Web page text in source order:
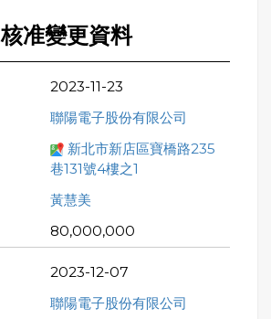
核准變更資料
2023-11-23
聯陽電子股份有限公司
新北市新店區寶橋路235
巷131號4樓之1
黃慧美
80,000,000
2023-12-07
聯陽電子股份有限公司